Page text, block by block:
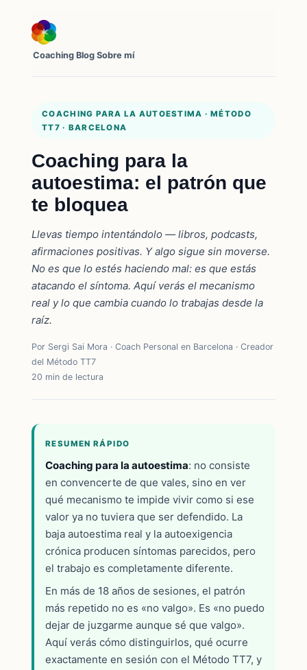
Coaching Blog Sobre mí
COACHING PARA LA AUTOESTIMA · MÉTODO
TT7 · BARCELONA
Coaching para la
autoestima: el patrón que
te bloquea
Llevas tiempo intentándolo — libros, podcasts,
afirmaciones positivas. Y algo sigue sin moverse.
No es que lo estés haciendo mal: es que estás
atacando el síntoma. Aquí verás el mecanismo
real y lo que cambia cuando lo trabajas desde la
raíz.
Por Sergi Sai Mora · Coach Personal en Barcelona · Creador
del Método TT7
20 min de lectura
RESUMEN RÁPIDO
Coaching para la autoestima: no consiste
en convencerte de que vales, sino en ver
qué mecanismo te impide vivir como si ese
valor ya no tuviera que ser defendido. La
baja autoestima real y la autoexigencia
crónica producen síntomas parecidos, pero
el trabajo es completamente diferente.
En más de 18 años de sesiones, el patrón
más repetido no es «no valgo». Es «no puedo
dejar de juzgarme aunque sé que valgo».
Aquí verás cómo distinguirlos, qué ocurre
exactamente en sesión con el Método TT7, y